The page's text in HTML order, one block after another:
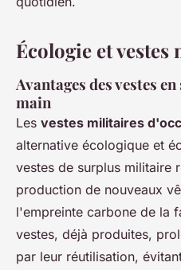
Écologie et
Avantages des vestes
main
Les vestes militaires
alternative écologique et
vestes de surplus militaire
production de nouveaux
l'empreinte carbone de la
vestes, déjà produites,
par leur réutilisation,